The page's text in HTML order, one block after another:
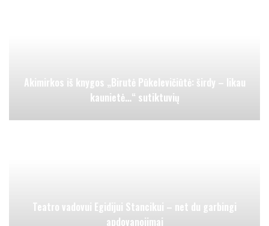
Akimirkos iš knygos „Birutė Pūkelevičiūtė: širdy – likau
kaunietė…“ sutiktuvių
Teatro vadovui Egidijui Stancikui – net du garbingi
apdovanojimai